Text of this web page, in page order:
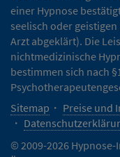
einer Hypnose
seelisch oder
Arzt abgeklärt). Die
nichtmedizinische
bestimmen sich nach
Sitemap
Preise und
© 2009-2026